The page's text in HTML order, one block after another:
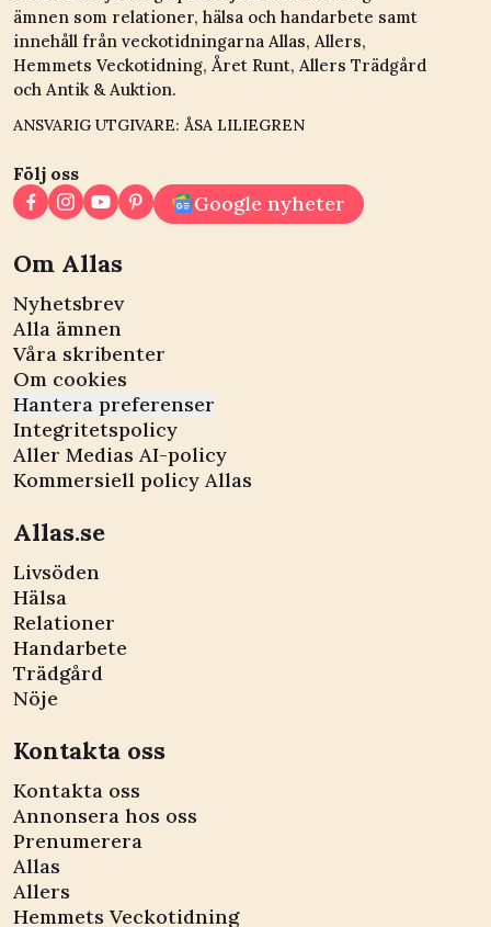
ämnen som relationer, hälsa och handarbete samt
innehåll från veckotidningarna Allas, Allers,
Hemmets Veckotidning, Året Runt, Allers Trädgård
och Antik & Auktion.
ANSVARIG UTGIVARE: ÅSA LILIEGREN
Följ oss
Google nyheter
Om Allas
Nyhetsbrev
Alla ämnen
Våra skribenter
Om cookies
Hantera preferenser
Integritetspolicy
Aller Medias AI-policy
Kommersiell policy Allas
Allas.se
Livsöden
Hälsa
Relationer
Handarbete
Trädgård
Nöje
Kontakta oss
Kontakta oss
Annonsera hos oss
Prenumerera
Allas
Allers
Hemmets Veckotidning